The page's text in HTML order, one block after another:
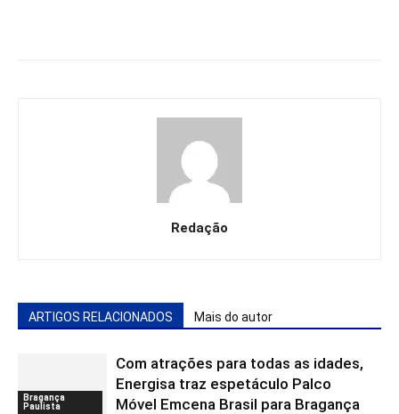
Redação
ARTIGOS RELACIONADOS Mais do autor
Bragança
Paulista
Com atrações para todas as idades,
Energisa traz espetáculo Palco
Móvel Emcena Brasil para Bragança